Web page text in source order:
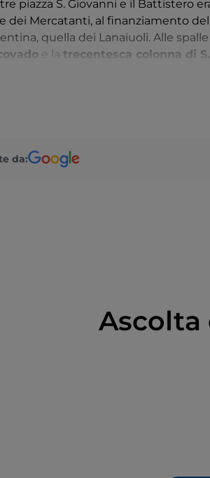
piazza S. Giovanni e il Battistero
dei Mercatanti, al finanziamento
quella dei Lanaiuoli. Alle
e la trecentesca colonna di
della Misericordia, di
da:
Ascolta